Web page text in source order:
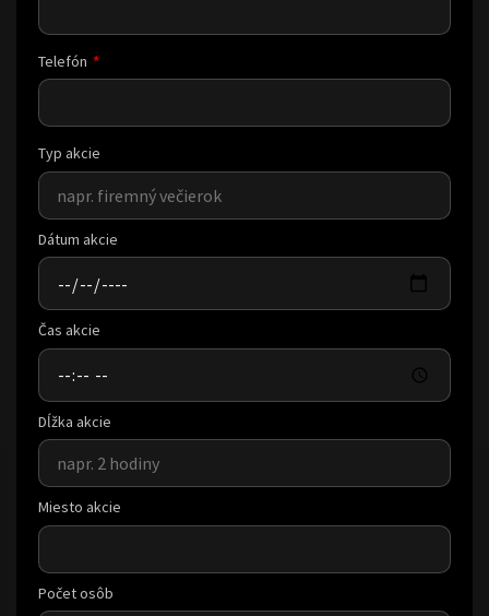
Telefón
Typ akcie
Dátum akcie
Čas akcie
Dĺžka akcie
Miesto akcie
Počet osôb